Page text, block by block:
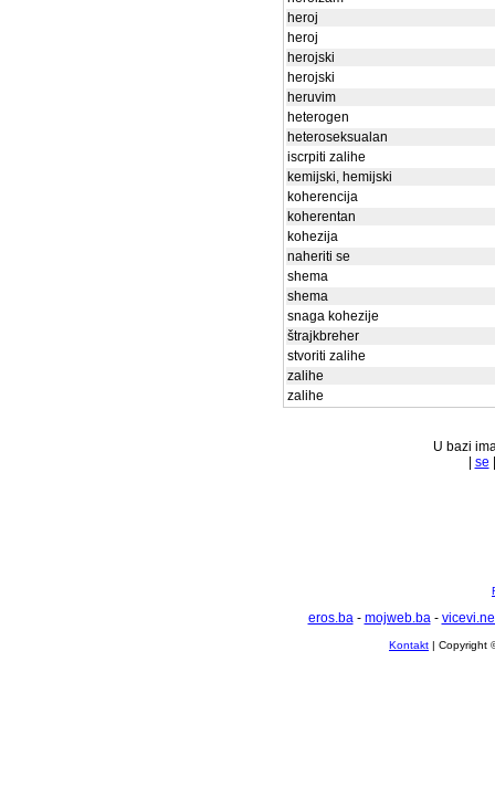
heroj
heroj
herojski
herojski
heruvim
heterogen
heteroseksualan
iscrpiti zalihe
kemijski, hemijski
koherencija
koherentan
kohezija
naheriti se
shema
shema
snaga kohezije
štrajkbreher
stvoriti zalihe
zalihe
zalihe
U bazi
se
eros.ba- mojweb.ba-
Kontakt | Copyright